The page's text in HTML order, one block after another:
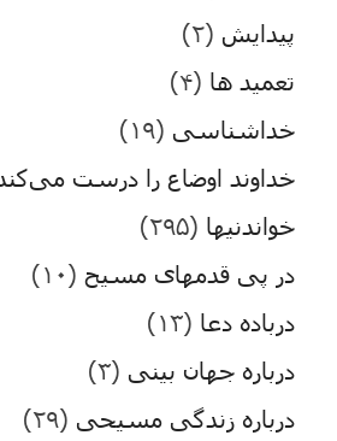
پیدایش (۲)
تعمید ها (۴)
خداشناسی (۱۹)
خداوند اوضاع را درست می‌کند
خواندنیها (۲۹۵)
در پی قدمهای مسیح (۱۰)
درباده دعا (۱۳)
درباره جهان بینی (۳)
درباره زندگی مسیحی (۲۹)